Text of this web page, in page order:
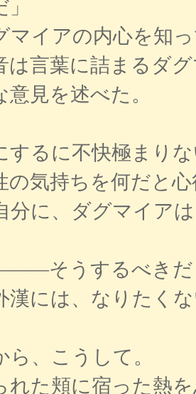
イアの内心を知
言葉に詰まるダ
意見を述べた。
るに不快極まり
気持ちを何だと
分に、ダグマイア
そうするべきだ
漢には、なりたく
、こうして。
た頬に宿った熱